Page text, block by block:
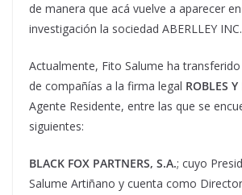
de manera que acá vuelve a aparecer
investigación la sociedad ABERLLEY INC.
Actualmente, Fito Salume ha
de compañías a la firma legal ROBLES Y
Agente Residente, entre las que se
siguientes:
BLACK FOX PARTNERS, S.A.; cuyo
Salume Artiñano y cuenta como